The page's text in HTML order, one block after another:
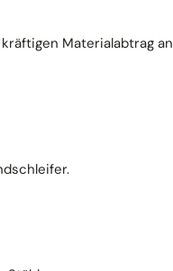
Materialabtrag an